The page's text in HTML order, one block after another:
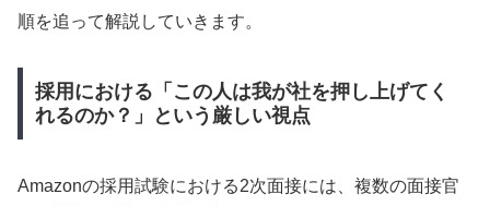
順を追って解説していきます。
採用における「この人は我が社を押し上げてく
れるのか？」という厳しい視点
Amazonの採用試験における2次面接には、複数の面接官